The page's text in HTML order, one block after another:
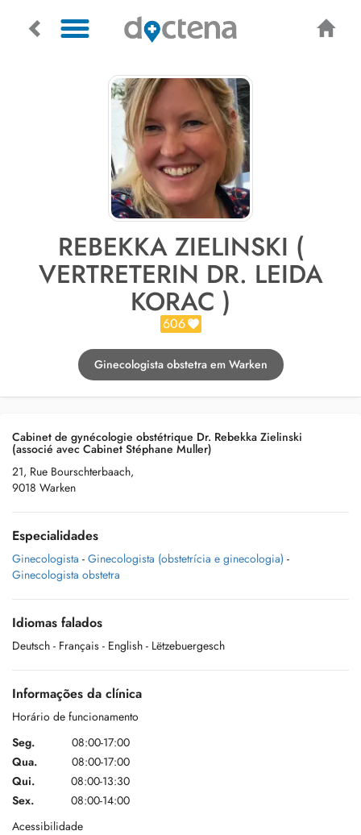
REBEKKA ZIELINSKI (
VERTRETERIN DR. LEIDA
KORAC )
606
Ginecologista obstetra em Warken
Cabinet de gynécologie obstétrique Dr. Rebekka Zielinski
(associé avec Cabinet Stéphane Muller)
21, Rue Bourschterbaach,
9018 Warken
Especialidades
Ginecologista - Ginecologista (obstetrícia e ginecologia) -
Ginecologista obstetra
Idiomas falados
Deutsch - Français - English - Lëtzebuergesch
Informações da clínica
Horário de funcionamento
Seg.
08:00-17:00
Qua.
08:00-17:00
Qui.
08:00-13:30
Sex.
08:00-14:00
Acessibilidade